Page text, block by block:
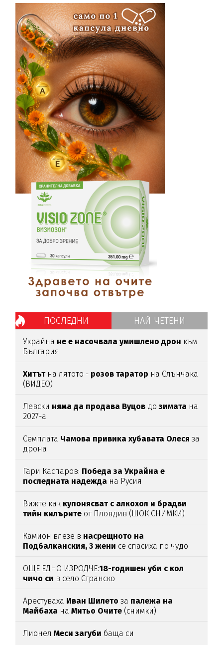
ПОСЛЕДНИ НАЙ-ЧЕТЕНИ
Украйна не е насочвала умишлено дрон към
България
Хитътна лятото - розов таратор на Слънчака
(ВИДЕО)
Левски няма да продава Вуцов дозимата на
2027-а
Семплата Чамова привика хубавата Олеся за
дрона
Гари Каспаров: Победа за Украйна е
последната надежда на Русия
Вижте как купонясват с алкохол и брадви
тийн килърите от Пловдив (ШОК СНИМКИ)
Камион влезе в насрещното на
Подбалканския, 3 жени се спасиха по чудо
ОЩЕ ЕДНО ИЗРОДЧЕ:18-годишен уби с кол
чичо си в село Странско
Арестуваха Иван Шилетоза палежа на
Майбаха наМитьо Очите (снимки)
Лионел Меси загуби баща си